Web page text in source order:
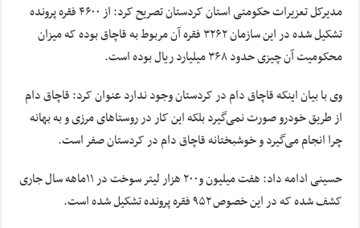
مدیرکل تعزیرات حکومتی استان کردستان تصریح کرد: از ۴۶۰۰ فقره پرونده
تشکیل شده در این سازمان ۳۲۶۲ فقره آن مربوط به قاچاق بوده که میزان
محکومیت آن چیزی حدود ۳۶۸ میلیارد ریال بوده است.
وی با بیان اینکه قاچاق دام در کردستان وجود ندارد عنوان کرد: قاچاق دام
از طریق خودرو صورت نمی‌گیرد بلکه این کار در روستاهای مرزی و به بهانه
چرا انجام می‌گیرد و خوشبختانه قاچاق دام در کردستان صفر است.
حسینی ادامه داد: هفت میلیون و۲۰۰ هزار لیتر سوخت در ۱۱ماهه سال جاری
کشف شده که در این خصوص ۹۵۲ فقره پرونده تشکیل شده است.